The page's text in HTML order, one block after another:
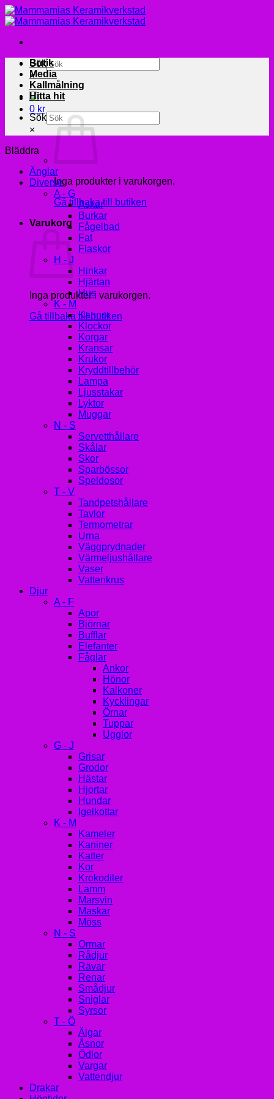
Skip
to
Sök
×
0 kr
Inga produkter i varukorgen.
Gå tillbaka till butiken
Varukorg
Inga produkter i varukorgen.
Gå tillbaka till butiken
Butik
Media
Kallmålning
Hitta hit
Sök
×
Bläddra
Änglar
Diverse
A - G
Askar
Burkar
Fågelbad
Fat
Flaskor
H - J
Hinkar
Hjärtan
Hus
K - M
Kannor
Klockor
Korgar
Kransar
Krukor
Kryddtillbehör
Lampa
Ljusstakar
Lyktor
Muggar
N - S
Servetthållare
Skålar
Skor
Sparbössor
Speldosor
T - V
Tandpetshållare
Tavlor
Termometrar
Urna
Väggprydnader
Värmeljushållare
Vaser
Vattenkrus
Djur
A - F
Apor
Björnar
Bufflar
Elefanter
Fåglar
Ankor
Hönor
Kalkoner
Kycklingar
Örnar
Tuppar
Ugglor
G - J
Grisar
Grodor
Hästar
Hjortar
Hundar
Igelkottar
K - M
Kameler
Kaniner
Katter
Kor
Krokodiler
Lamm
Marsvin
Maskar
Möss
N - S
Ormar
Rådjur
Rävar
Renar
Smådjur
Sniglar
Syrsor
T - Ö
Älgar
Åsnor
Ödlor
Vargar
Vattendjur
Drakar